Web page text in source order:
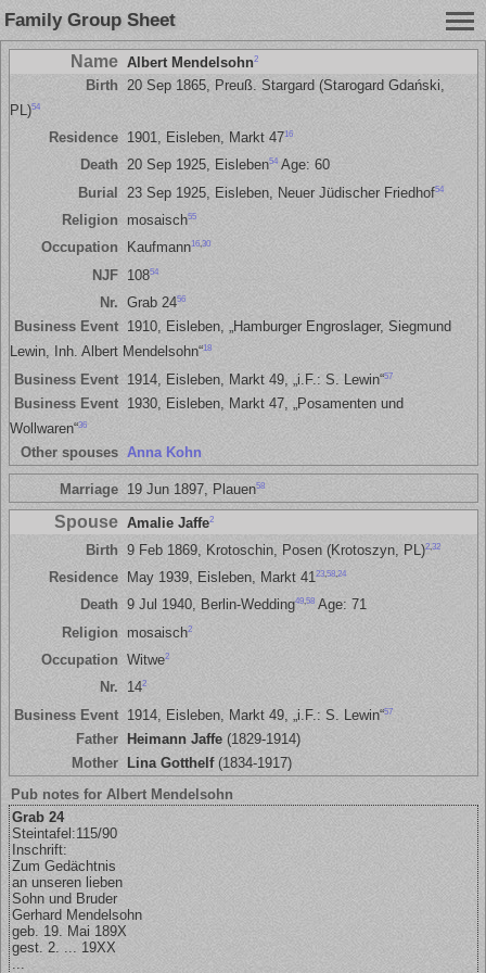
Family Group Sheet
Name Albert Mendelsohn2
Birth
20 Sep 1865, Preuß. Stargard (Starogard Gdański,
PL)54
Residence 1901, Eisleben, Markt 4716
Death 20 Sep 1925, Eisleben54Age: 60
Burial
23 Sep 1925, Eisleben, Neuer Jüdischer Friedhof54
Religion mosaisch55
Occupation Kaufmann16,30
NJF 10854
Nr. Grab 2456
Business Event
1910, Eisleben, „Hamburger Engroslager, Siegmund
Lewin, Inh. Albert Mendelsohn“18
Business Event 1914, Eisleben, Markt 49, „i.F.: S. Lewin“57
Business Event
1930, Eisleben, Markt 47, „Posamenten und
Wollwaren“36
Other spouses Anna Kohn
Marriage 19 Jun 1897, Plauen58
Spouse Amalie Jaffe2
Birth 9 Feb 1869, Krotoschin, Posen (Krotoszyn, PL)2, 32
Residence May 1939, Eisleben, Markt 4123, 58, 24
Death 9 Jul 1940, Berlin-Wedding49,58Age: 71
Religion mosaisch2
Occupation Witwe2
Nr. 142
Business Event 1914, Eisleben, Markt 49, „i.F.: S. Lewin“57
Father Heimann Jaffe(1829-1914)
Mother
Lina Gotthelf(1834-1917)
Pub notes for Albert Mendelsohn
Grab 24
Steintafel:115/90
Inschrift:
Zum Gedächtnis
an unseren lieben
Sohn und Bruder
Gerhard Mendelsohn
geb. 19. Mai 189X
gest. 2. ... 19XX
...